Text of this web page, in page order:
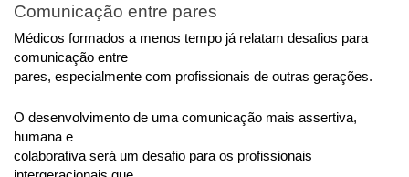
Comunicação entre pares
Médicos formados a menos tempo já relatam desafios para
comunicação entre
pares, especialmente com profissionais de outras gerações.
O desenvolvimento de uma comunicação mais assertiva,
humana e
colaborativa será um desafio para os profissionais